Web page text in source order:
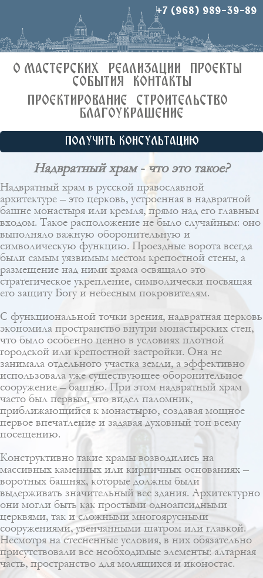
+7 (968) 989-39-89
О МАСТЕРСКИХ РЕАЛИЗАЦИИ
ПРОЕКТЫ
СОБЫТИЯ
КОНТАКТЫ
ПРОЕКТИРОВАНИЕ
СТРОИТЕЛЬСТВО
БЛАГОУКРАШЕНИЕ
ПОЛУЧИТЬ КОНСУЛЬТАЦИЮ
Надвратный храм - что это такое?
Надвратный храм в русской православной
архитектуре – это церковь, устроенная в надвратной
башне монастыря или кремля, прямо над его главным
входом. Такое расположение не было случайным: оно
выполняло важную оборонительную и
символическую функцию. Проездные ворота всегда
были самым уязвимым местом крепостной стены, а
размещение над ними храма освящало это
стратегическое укрепление, символически посвящая
его защиту Богу и небесным покровителям.
С функциональной точки зрения, надвратная церковь
экономила пространство внутри монастырских стен,
что было особенно ценно в условиях плотной
городской или крепостной застройки. Она не
занимала отдельного участка земли, а эффективно
использовала уже существующее оборонительное
сооружение – башню. При этом надвратный храм
часто был первым, что видел паломник,
приближающийся к монастырю, создавая мощное
первое впечатление и задавая духовный тон всему
посещению.
Конструктивно такие храмы возводились на
массивных каменных или кирпичных основаниях –
воротных башнях, которые должны были
выдерживать значительный вес здания. Архитектурно
они могли быть как простыми одноапсидными
церквями, так и сложными многоярусными
сооружениями, увенчанными шатром или главкой.
Несмотря на стесненные условия, в них обязательно
присутствовали все необходимые элементы: алтарная
часть, пространство для молящихся и иконостас.